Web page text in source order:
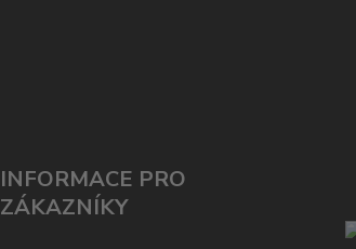
INFORMACE PRO
ZÁKAZNÍKY